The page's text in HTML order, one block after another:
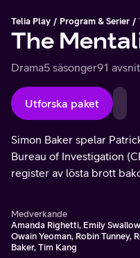
Telia Play Program & Serier
The
Drama5 säsonger91
Utforska paket
Simon Baker spelar
Bureau of Investigation
register av lösta brott
Medverkande
Amanda Righetti, Emily
Owain Yeoman, Robin Tunney,
Baker, Tim Kang